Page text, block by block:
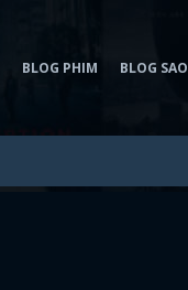
BLOG PHIM BLOG SAO